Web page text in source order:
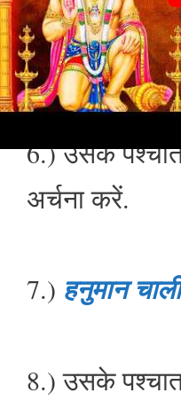
5.) सर्वप्रथम
को स्वच्छ और
6.) उसके
अर्चना करें.
7.) हनुमान
8.) उसके